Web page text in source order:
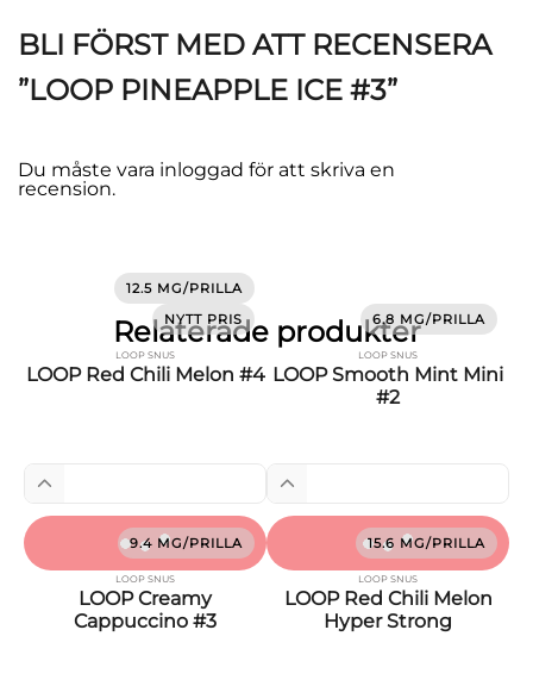
BLI FÖRST MED ATT RECENSERA
”LOOP PINEAPPLE ICE #3”
Du måste vara inloggad för att skriva en
recension.
Relaterade produkter
12.5 MG/PRILLA
NYTT PRIS
LOOP SNUS
LOOP Red Chili Melon #4
6.8 MG/PRILLA
LOOP SNUS
LOOP Smooth Mint Mini
#2
9.4 MG/PRILLA
LOOP SNUS
LOOP Creamy
Cappuccino #3
15.6 MG/PRILLA
LOOP SNUS
LOOP Red Chili Melon
Hyper Strong